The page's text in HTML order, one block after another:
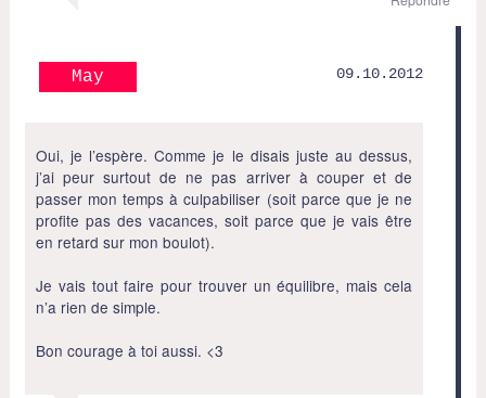
May 09.10.2012
Oui, je l’espère. Comme je le disais juste au dessus,
j’ai peur surtout de ne pas arriver à couper et de
passer mon temps à culpabiliser (soit parce que je ne
profite pas des vacances, soit parce que je vais être
en retard sur mon boulot).
Je vais tout faire pour trouver un équilibre, mais cela
n’a rien de simple.
Bon courage à toi aussi. <3